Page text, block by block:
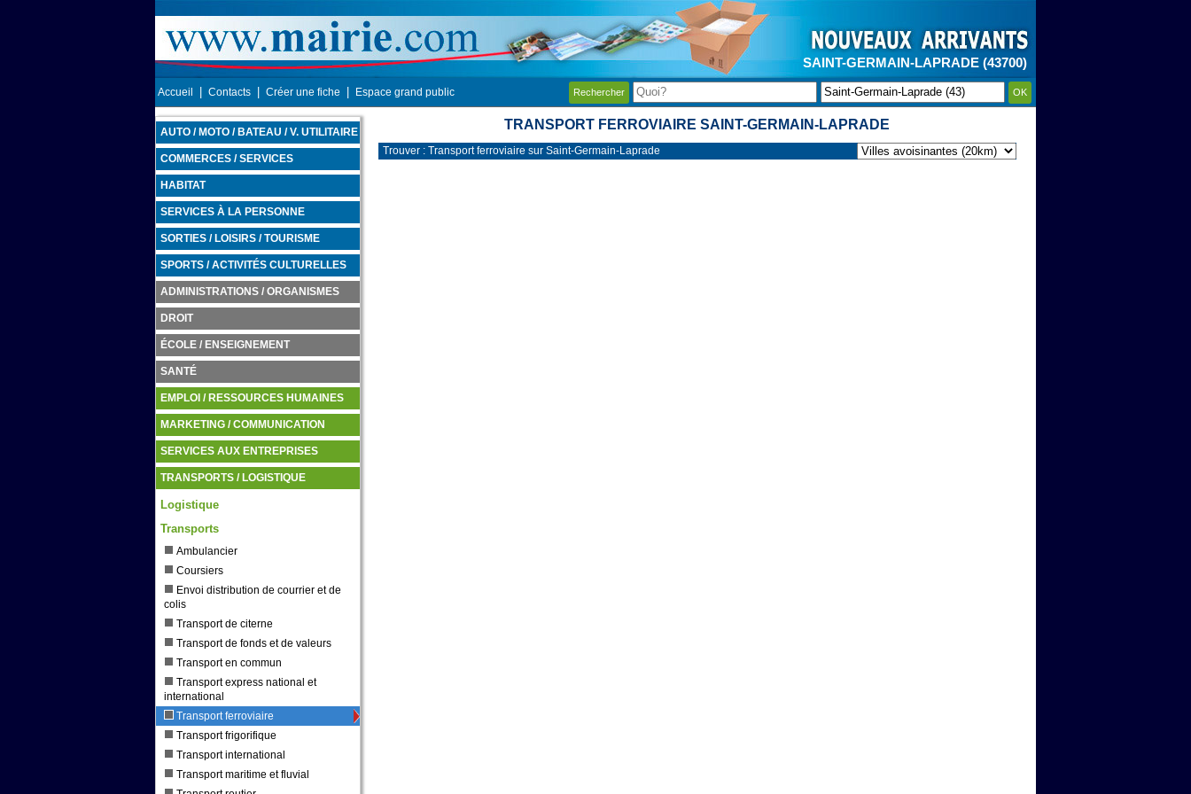
SAINT-GERMAIN-LAPRADE (43700)
Accueil Contacts Créer une fiche Espace grand public Rechercher OK
AUTO / MOTO / BATEAU / V. UTILITAIRE
COMMERCES / SERVICES
HABITAT
SERVICES À LA PERSONNE
SORTIES / LOISIRS / TOURISME
SPORTS / ACTIVITÉS CULTURELLES
ADMINISTRATIONS / ORGANISMES
DROIT
ÉCOLE / ENSEIGNEMENT
SANTÉ
EMPLOI / RESSOURCES HUMAINES
MARKETING / COMMUNICATION
SERVICES AUX ENTREPRISES
TRANSPORTS / LOGISTIQUE
Logistique
Transports
Ambulancier
Coursiers
Envoi distribution de courrier et de
colis
Transport de citerne
Transport de fonds et de valeurs
Transport en commun
Transport express national et
international
Transport ferroviaire
Transport frigorifique
Transport international
Transport maritime et fluvial
TRANSPORT FERROVIAIRE SAINT-GERMAIN-LAPRADE
Trouver : Transport ferroviaire sur Saint-Germain-Laprade